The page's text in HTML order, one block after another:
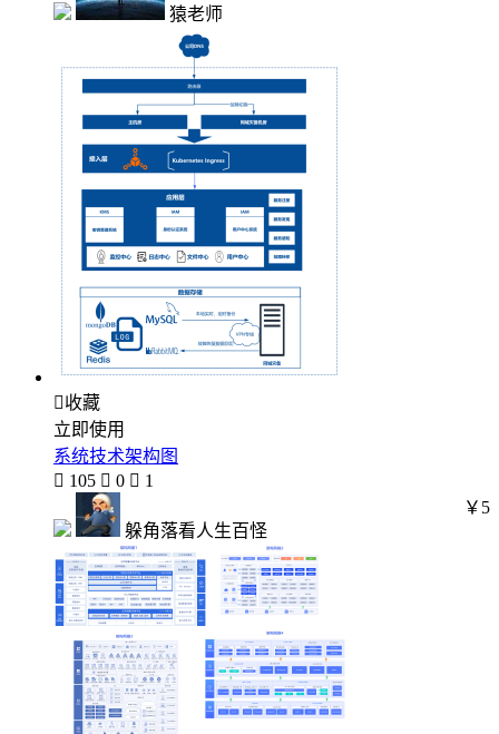
猿老师
收藏
立即使用
系统技术架构图
 105  0  1
躲角落看人生百怪
￥5